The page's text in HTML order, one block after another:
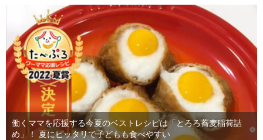
働くママを応援する今夏のベストレシピは「とろろ蕎麦稲荷詰
め」！ 夏にピッタリで子どもも食べやすい